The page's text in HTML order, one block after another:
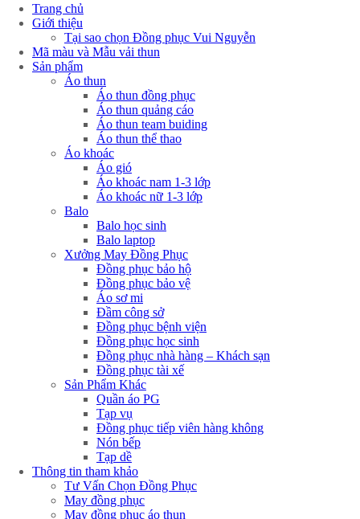
Trang chủ
Giới thiệu
Tại sao chọn Đồng phục Vui Nguyễn
Mã màu và Mẫu vải thun
Sản phẩm
Áo thun
Áo thun đồng phục
Áo thun quảng cáo
Áo thun team buiding
Áo thun thể thao
Áo khoác
Áo gió
Áo khoác nam 1-3 lớp
Áo khoác nữ 1-3 lớp
Balo
Balo học sinh
Balo laptop
Xưởng May Đồng Phục
Đồng phục bảo hộ
Đồng phục bảo vệ
Áo sơ mi
Đầm công sở
Đồng phục bệnh viện
Đồng phục học sinh
Đồng phục nhà hàng – Khách sạn
Đồng phục tài xế
Sản Phẩm Khác
Quần áo PG
Tạp vụ
Đồng phục tiếp viên hàng không
Nón bếp
Tạp dề
Thông tin tham khảo
Tư Vấn Chọn Đồng Phục
May đồng phục
May đồng phục áo thun